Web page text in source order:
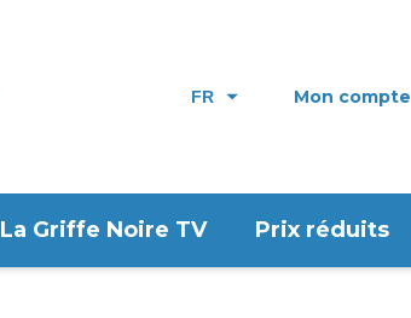
FR Mon compte
La Griffe Noire TV Prix réduits